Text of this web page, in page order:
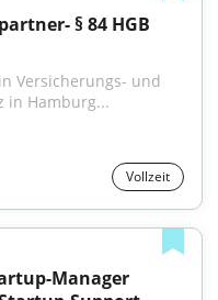
§ 84 HGB
Versicherungs- und
in Hamburg...
Vollzeit
Manager